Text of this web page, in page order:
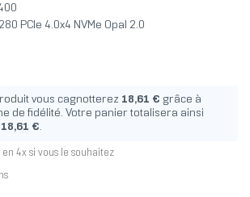
PCIe 4.0x4 NVMe Opal 2.0
vous cagnotterez 18,61 € grâce à
de fidélité. Votre panier totalisera ainsi
18,61 €.
en 4x si vous le souhaitez